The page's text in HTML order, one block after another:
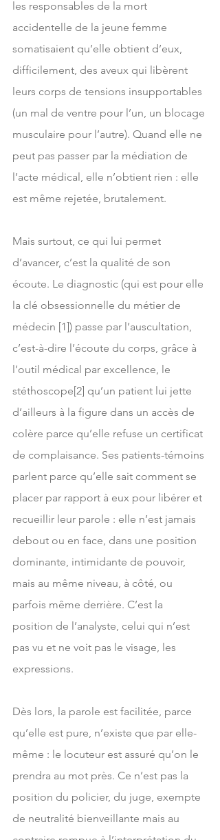
les responsables de la mort
accidentelle de la jeune femme
somatisaient qu’elle obtient d’eux,
difficilement, des aveux qui libèrent
leurs corps de tensions insupportables
(un mal de ventre pour l’un, un blocage
musculaire pour l’autre). Quand elle ne
peut pas passer par la médiation de
l’acte médical, elle n’obtient rien : elle
est même rejetée, brutalement.
Mais surtout, ce qui lui permet
d’avancer, c’est la qualité de son
écoute. Le diagnostic (qui est pour elle
la clé obsessionnelle du métier de
médecin [1]) passe par l’auscultation,
c’est-à-dire l’écoute du corps, grâce à
l’outil médical par excellence, le
stéthoscope[2] qu’un patient lui jette
d’ailleurs à la figure dans un accès de
colère parce qu’elle refuse un certificat
de complaisance. Ses patients-témoins
parlent parce qu’elle sait comment se
placer par rapport à eux pour libérer et
recueillir leur parole : elle n’est jamais
debout ou en face, dans une position
dominante, intimidante de pouvoir,
mais au même niveau, à côté, ou
parfois même derrière. C’est la
position de l’analyste, celui qui n’est
pas vu et ne voit pas le visage, les
expressions.
Dès lors, la parole est facilitée, parce
qu’elle est pure, n’existe que par elle-
même : le locuteur est assuré qu’on le
prendra au mot près. Ce n’est pas la
position du policier, du juge, exempte
de neutralité bienveillante mais au